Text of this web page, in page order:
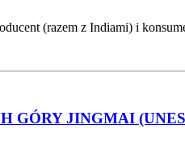
(razem z Indiami) i
JINGMAI